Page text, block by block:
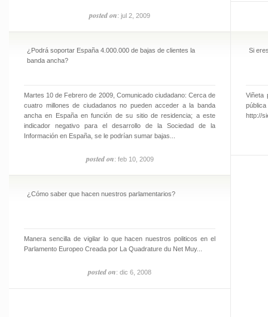
posted on: jul 2, 2009
¿Podrá soportar España 4.000.000 de bajas de clientes la
banda ancha?
Martes 10 de Febrero de 2009, Comunicado ciudadano: Cerca de
cuatro millones de ciudadanos no pueden acceder a la banda
ancha en España en función de su sitio de residencia; a este
indicador negativo para el desarrollo de la Sociedad de la
Información en España, se le podrían sumar bajas...
posted on: feb 10, 2009
Si
Viñeta
http://
¿Cómo saber que hacen nuestros parlamentarios?
Manera sencilla de vigilar lo que hacen nuestros politicos en el
Parlamento Europeo Creada por La Quadrature du Net Muy...
posted on: dic 6, 2008